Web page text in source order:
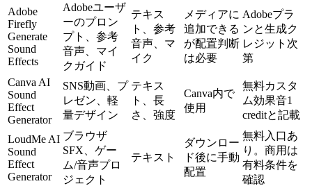
Adobe
Firefly
Generate
Sound
Effects
Adobeユーザ
ーのプロン
プト、参考
音声、マイ
クガイド
テキス
ト、参考
音声、マ
イク
メディアに
追加できる
が配置判断
は必要
Adobeプラ
ンと生成ク
レジット次
第
Canva AI
Sound
Effect
Generator
SNS動画、プ
レゼン、軽
量デザイン
テキス
ト、長
さ、強度
Canva内で
使用
無料カスタ
ム効果音1
creditと記載
LoudMe AI
Sound
Effect
Generator
ブラウザ
SFX、ゲー
ム/音声プロ
ジェクト
テキスト
ダウンロー
ド後に手動
配置
無料入口あ
り。商用は
有料条件を
確認